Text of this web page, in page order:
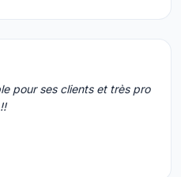
pour ses clients et très pro